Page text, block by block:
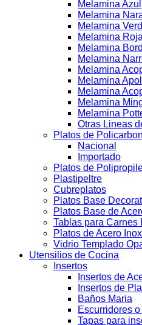
Melamina Azul
Melamina
Melamina
Melamina Roja
Melamina
Melamina
Melamina
Melamina
Melamina
Melamina
Melamina
Otras Lineas
Platos de
Nacional
Importado
Platos de
Plastipeltre
Cubreplatos
Platos Base
Platos Base de
Tablas para Carnes
Platos de Acero
Vidrio Templado
Utensilios de Cocina
Insertos
Insertos de
Insertos de
Baños Maria
Escurridores
Tapas para